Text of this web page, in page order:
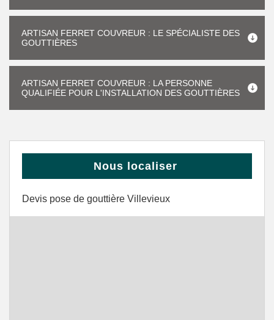
ARTISAN FERRET COUVREUR : LE SPÉCIALISTE DES
GOUTTIÈRES
ARTISAN FERRET COUVREUR : LA PERSONNE
QUALIFIÉE POUR L'INSTALLATION DES GOUTTIÈRES
Nous localiser
Devis pose de gouttière Villevieux